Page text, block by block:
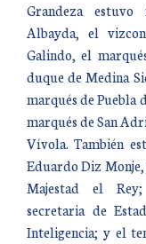
Grandeza
Albayda, el
Galindo, el
duque de Medina
marqués de Puebla
marqués de San
Vívola. También
Eduardo Diz
Majestad el Rey;
secretaria de
Inteligencia; y el